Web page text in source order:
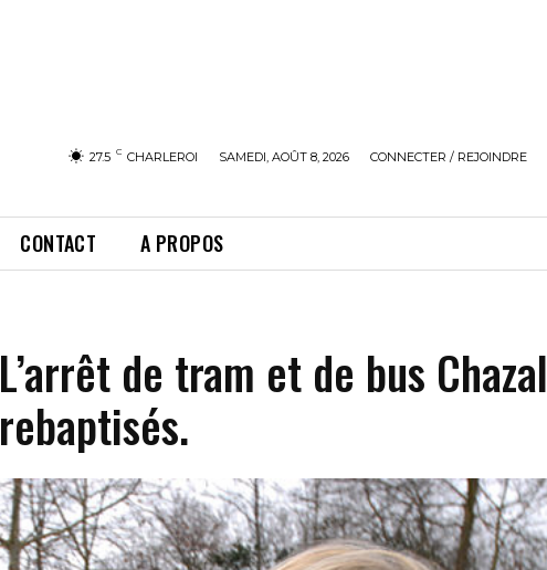
27.5 C CHARLEROI SAMEDI, AOÛT 8, 2026 CONNECTER / REJOINDRE
CONTACT A PROPOS
L’arrêt de tram et de bus Chazal
rebaptisés.